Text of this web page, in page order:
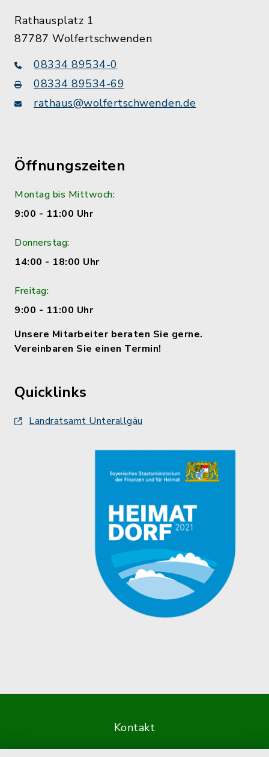
Rathausplatz 1
87787 Wolfertschwenden
08334 89534-0
08334 89534-69
rathaus@wolfertschwenden.de
Öffnungszeiten
Montag bis Mittwoch:
9:00 - 11:00 Uhr
Donnerstag:
14:00 - 18:00 Uhr
Freitag:
9:00 - 11:00 Uhr
Unsere Mitarbeiter beraten Sie gerne.
Vereinbaren Sie einen Termin!
Quicklinks
Landratsamt Unterallgäu
Kontakt